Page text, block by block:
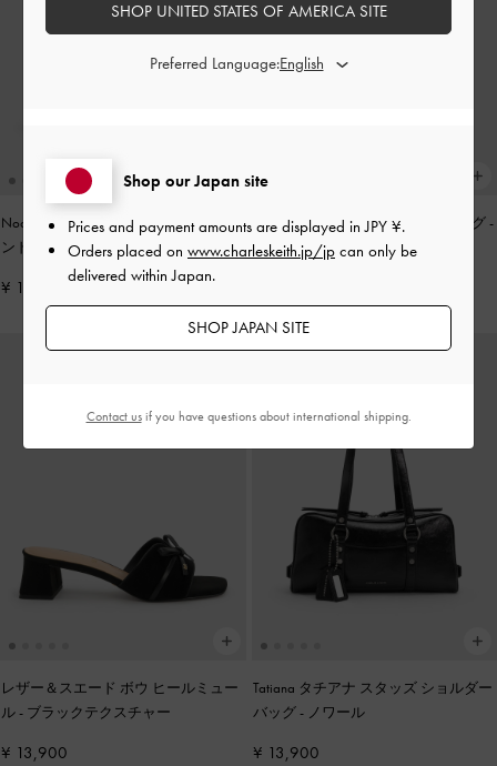
Noane ノアン イーロンゲイティドハ
ンドルショルダーバッグ -ワインベリ
¥ 13,900
Zephy ゼフィ タッセル トートバッグ-
ブラック
レザー＆スエード ボウ ヒールミュー
ル- ブラックテクスチャー
¥ 13,900
Tatiana タチアナ スタッズ ショルダー
バッグ- ノワール
¥ 13,900
Shop our Japan site
Prices and payment amounts are displayed inJPY ¥.
Orders placed on www.charleskeith.jp/jp can only be
delivered within Japan.
SHOP JAPAN SITE
SHOP UNITED STATES OF AMERICA SITE
Preferred Language:
Contact usif you have questions about international shipping.